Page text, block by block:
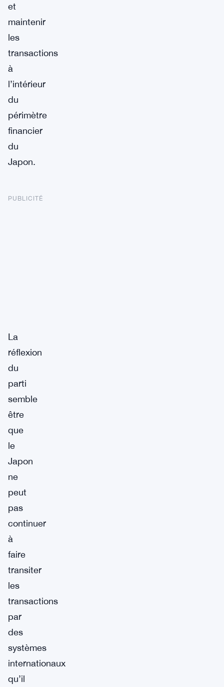
et
maintenir
les
transactions
à
l’intérieur
du
périmètre
financier
du
Japon.
PUBLICITÉ
La
réflexion
du
parti
semble
être
que
le
Japon
ne
peut
pas
continuer
à
faire
transiter
les
transactions
par
des
systèmes
internationaux
qu’il